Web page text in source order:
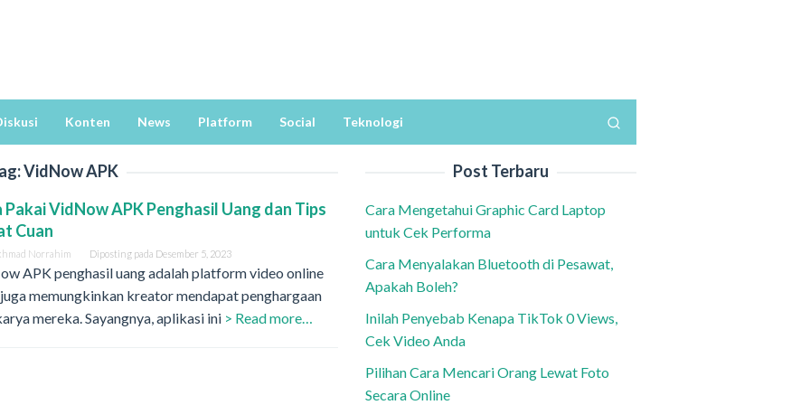
Konten News Platform Social Teknologi
VidNow APK
Pakai VidNow APK Penghasil Uang dan Tips
Cuan
Norrahim Diposting pada Desember 5, 2023
APK penghasil uang adalah platform video online
memungkinkan kreator mendapat penghargaan
mereka. Sayangnya, aplikasi ini > Read more…
Post Terbaru
Cara Mengetahui Graphic Card Laptop
untuk Cek Performa
Cara Menyalakan Bluetooth di Pesawat,
Apakah Boleh?
Inilah Penyebab Kenapa TikTok 0 Views,
Cek Video Anda
Pilihan Cara Mencari Orang Lewat Foto
Secara Online